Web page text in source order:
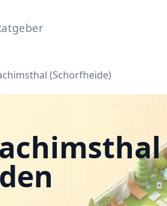
(Schorfheide)